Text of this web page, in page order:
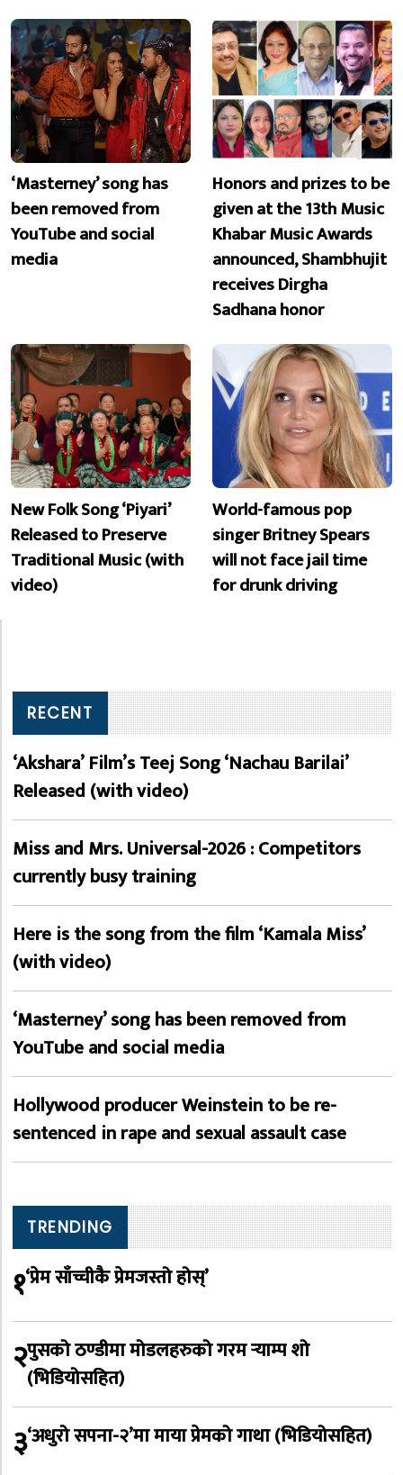
‘Masterney’ song has
been removed from
YouTube and social
media
Honors and prizes to be
given at the 13th Music
Khabar Music Awards
announced, Shambhujit
receives Dirgha
Sadhana honor
New Folk Song ‘Piyari’
Released to Preserve
Traditional Music (with
video)
World-famous pop
singer Britney Spears
will not face jail time
for drunk driving
RECENT
‘Akshara’ Film’s Teej Song ‘Nachau Barilai’
Released (with video)
Miss and Mrs. Universal-2026 : Competitors
currently busy training
Here is the song from the film ‘Kamala Miss’
(with video)
‘Masterney’ song has been removed from
YouTube and social media
Hollywood producer Weinstein to be re-
sentenced in rape and sexual assault case
TRENDING
१‘प्रेम साँच्चीकै प्रेमजस्तो होस्’
२पुसको ठण्डीमा मोडलहरुको गरम र्‍याम्प शो
(भिडियोसहित)
३‘अधुरो सपना-२’मा माया प्रेमको गाथा (भिडियोसहित)